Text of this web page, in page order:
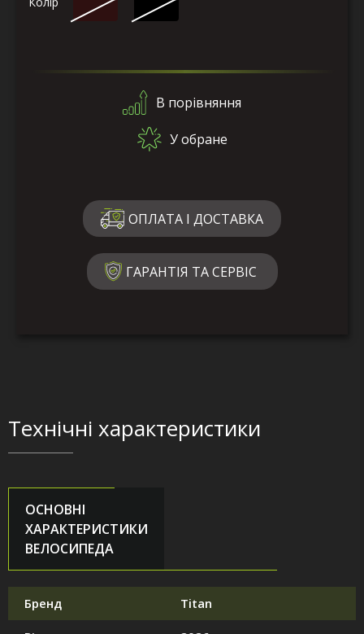
В порівняння
У обране
ОПЛАТА І ДОСТАВКА
ГАРАНТІЯ ТА СЕРВІС
Технічні характеристики
ОСНОВНІ
ХАРАКТЕРИСТИКИ
ВЕЛОСИПЕДА
Бренд Titan